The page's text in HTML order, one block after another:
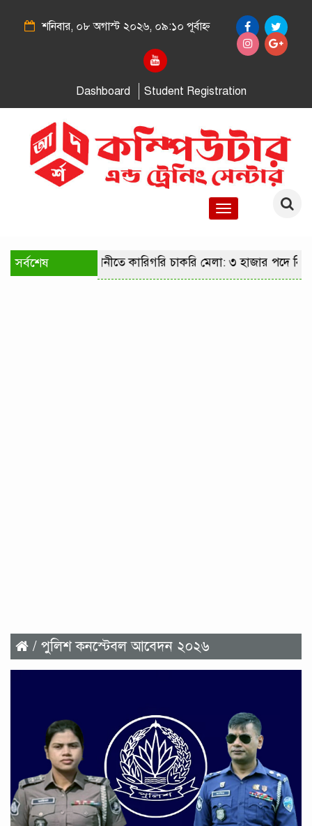
শনিবার, ০৮ অগাস্ট ২০২৬, ০৯:১০ পূর্বাহ্ন
Dashboard Student Registration
Toggle
সর্বশেষ রাজধানীতে কারিগরি চাকরি মেলা: ৩ হাজার পদে
/ পুলিশ কনস্টেবল আবেদন ২০২৬